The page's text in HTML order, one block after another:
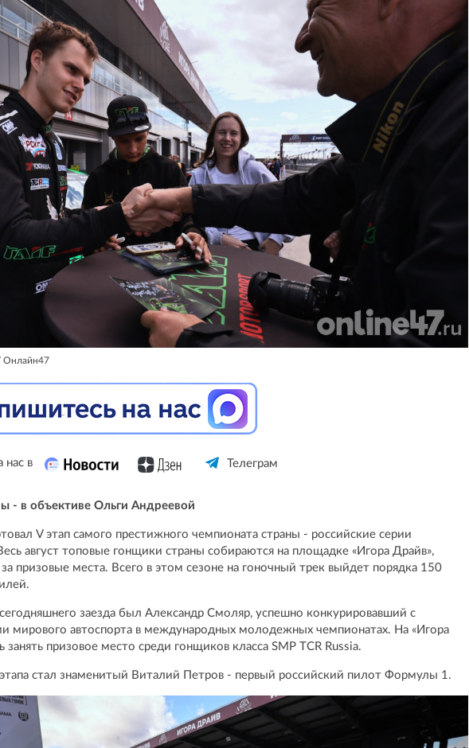
Онлайн47
нас в Телеграм
- в объективе Ольги Андреевой
V этап самого престижного чемпионата страны - российские серии
август топовые гонщики страны собираются на площадке «Игора Драйв»,
призовые места. Всего в этом сезоне на гоночный трек выйдет порядка 150
заезда был Александр Смоляр, успешно конкурировавший с
мирового автоспорта в международных молодежных чемпионатах. На «Игора
занять призовое место среди гонщиков класса SMP TCR Russia.
стал знаменитый Виталий Петров - первый российский пилот Формулы 1.